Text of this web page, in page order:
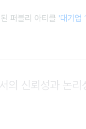
퍼블리 아티클 '대기업
의 신뢰성과 논